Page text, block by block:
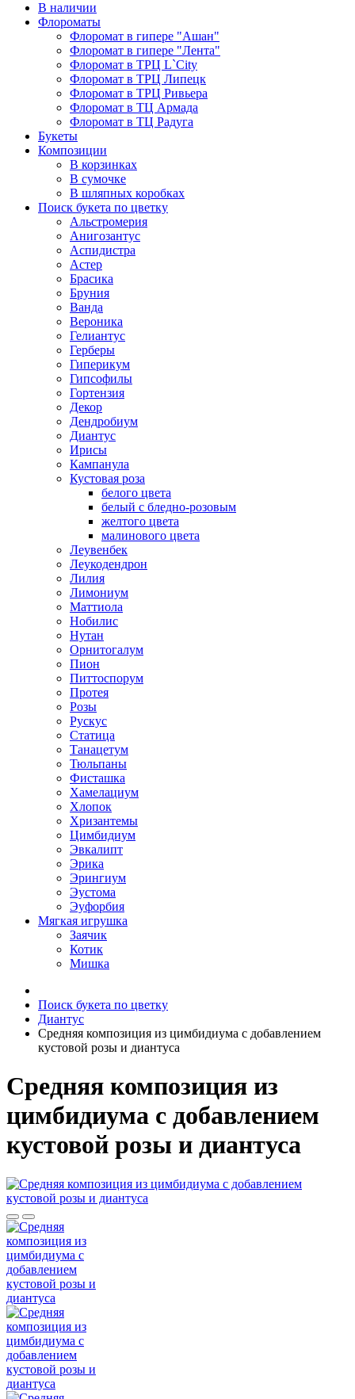
В наличии
Флороматы
Флоромат в гипере "Ашан"
Флоромат в гипере "Лента"
Флоромат в ТРЦ L`City
Флоромат в ТРЦ Липецк
Флоромат в ТРЦ Ривьера
Флоромат в ТЦ Армада
Флоромат в ТЦ Радуга
Букеты
Композиции
В корзинках
В сумочке
В шляпных коробках
Поиск букета по цветку
Альстромерия
Анигозантус
Аспидистра
Астер
Брасика
Бруния
Ванда
Вероника
Гелиантус
Герберы
Гиперикум
Гипсофилы
Гортензия
Декор
Дендробиум
Диантус
Ирисы
Кампанула
Кустовая роза
белого цвета
белый с бледно-розовым
желтого цвета
малинового цвета
Леувенбек
Леукодендрон
Лилия
Лимониум
Маттиола
Нобилис
Нутан
Орнитогалум
Пион
Питтоспорум
Протея
Розы
Рускус
Статица
Танацетум
Тюльпаны
Фисташка
Хамелациум
Хлопок
Хризантемы
Цимбидиум
Эвкалипт
Эрика
Эрингиум
Эустома
Эуфорбия
Мягкая игрушка
Заячик
Котик
Мишка
Поиск букета по цветку
Диантус
Средняя композиция из цимбидиума c добавлением
кустовой розы и диантуса
Средняя композиция из
цимбидиума c добавлением
кустовой розы и диантуса